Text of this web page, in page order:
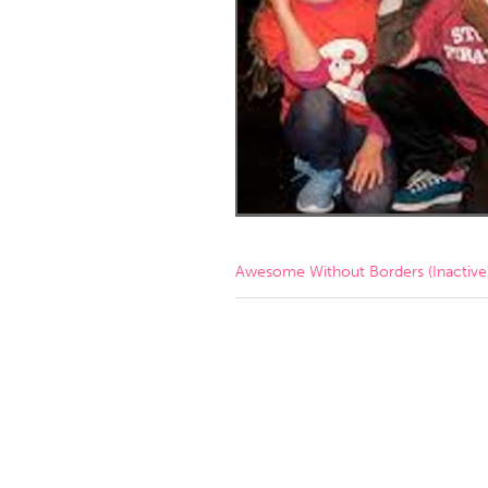
Amherstburg
Kingston
Ottawa
South
MALAYSIA
Kuala Lumpur
NETHERLANDS
QATAR
Awesome Without Borders